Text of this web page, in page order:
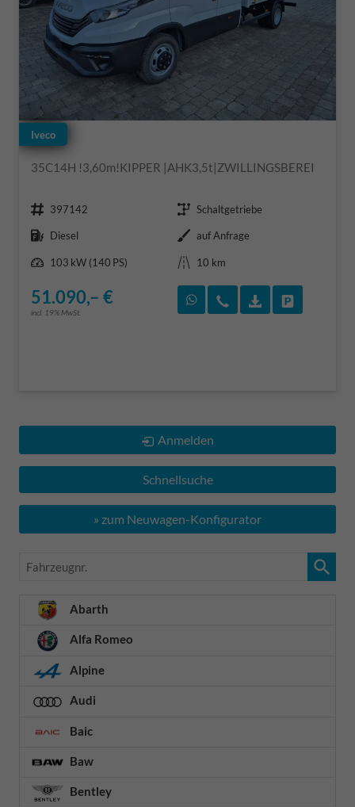
Iveco
35C14H !3,60m!KIPPER |AHK3,5t|ZWILLINGSBEREI
Fahrzeugnr. 397142 Getriebe Schaltgetriebe
Kraftstoff Diesel Außenfarbe auf Anfrage
Leistung
103 kW (140 PS) Kilometerstand 10 km
51.090,– €
incl. 19% MwSt.
Rückruf vereinbaren
Wir rufen Sie an
Anmelden
Schnellsuche
» zum Neuwagen-Konfigurator
Fahrzeugnr.
Abarth
Alfa Romeo
Alpine
Audi
Baic
Baw
Bentley